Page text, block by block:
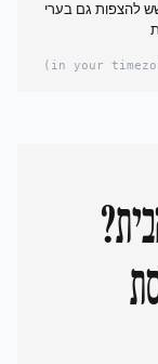
להצפות גם ‏בערי